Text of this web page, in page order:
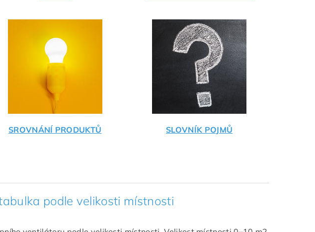
SROVNÁNÍ PRODUKTŮ SLOVNÍK POJMŮ
podle velikosti místnosti